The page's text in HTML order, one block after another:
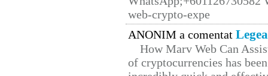
web-crypto-expe
ANONIM a comentat
How Marv Web Can
of cryptocurrencies has